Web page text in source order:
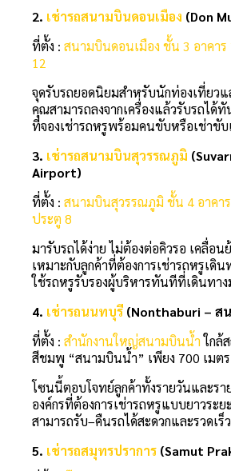
2. เช่ารถสนามบินดอนเมือง (Don
ที่ตั้ง : สนามบินดอนเมือง ชั้น 3 อาคา
12
จุดรับรถยอดนิยมสำหรับนักท่องเที่ยวแ
คุณสามารถลงจากเครื่องแล้วรับรถได้
ที่จองเช่ารถหรูพร้อมคนขับหรือเช่าขับ
3. เช่ารถสนามบินสุวรรณภูมิ
Airport)
ที่ตั้ง : สนามบินสุวรรณภูมิ ชั้น 4 อาคาร
ประตู 8
มารับรถได้ง่าย ไม่ต้องต่อคิวรอ เคลื่อน
เหมาะกับลูกค้าที่ต้องการเช่ารถหรูเดิน
ใช้รถหรูรับรองผู้บริหารทันทีที่เดินทาง
4. เช่ารถนนทบุรี (Nonthaburi – ส
ที่ตั้ง : สำนักงานใหญ่สนามบินน้ำใกล้
สีชมพู “สนามบินน้ำ” เพียง 700 เมตร
โซนนี้ตอบโจทย์ลูกค้าทั้งรายวันและรา
องค์กรที่ต้องการเช่ารถหรูแบบยาวระย
สามารถรับ–คืนรถได้สะดวกและรวดเร็ว
5. เช่ารถสมุทรปราการ (Samut